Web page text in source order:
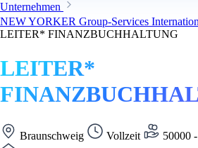
Unternehmen
NEW YORKER Group-Services
LEITER* FINANZBUCHHALTUNG
LEITER*
Braunschweig Vollzeit
50000